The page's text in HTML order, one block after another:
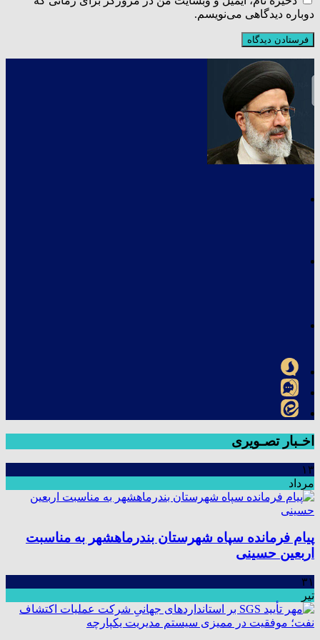
دوباره دیدگاهی می‌نویسم.
اخـبار تصـویری
۱۳
مرداد
پیام فرمانده سپاه شهرستان بندرماهشهر به مناسبت
اربعین حسینی
۳۱
تیر